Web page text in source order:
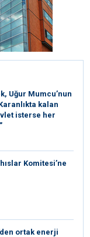
Uğur Mumcu’nun
kalan
isterse her
Komitesi’ne
ortak enerji